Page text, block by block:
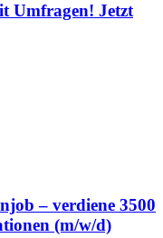
Umfragen! Jetzt
– verdiene 3500
(m/w/d)